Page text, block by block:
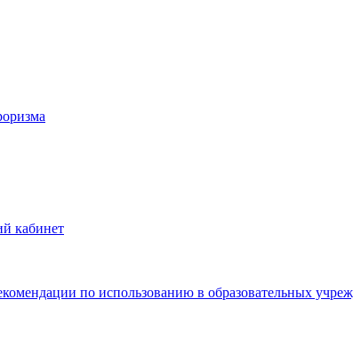
кабинет
по использованию в образовательных